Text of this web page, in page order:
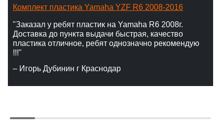
Комплект пластика Yamaha YZF R6 2008-2016
"Заказал у ребят пластик на Yamaha R6 2008г.
Доставка до пункта выдачи быстрая, качество
пластика отличное, ребят однозначно рекомендую
!!!"
– Игорь Дубинин г Краснодар